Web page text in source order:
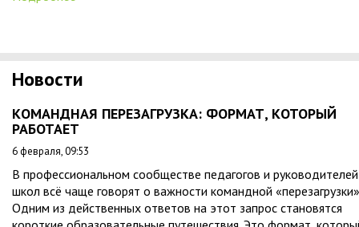
Новости
КОМАНДНАЯ ПЕРЕЗАГРУЗКА: ФОРМАТ, КОТОРЫЙ
РАБОТАЕТ
6 февраля, 09:53
В профессиональном сообществе педагогов и руководителей
школ всё чаще говорят о важности командной
Одним из действенных ответов на этот запрос становятся